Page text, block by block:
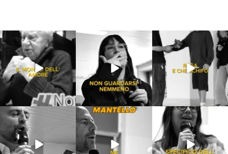
Lug 31
214 4
Lug 16
53 1
Lug 13
199 10
Lug 9
54
Giu 21 Giu 18
871